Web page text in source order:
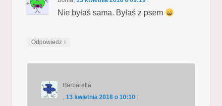
Nie byłaś sama. Byłaś z psem
Odpowiedz ↓
Barbarella
, 13 kwietnia 2018 o 10:10 :